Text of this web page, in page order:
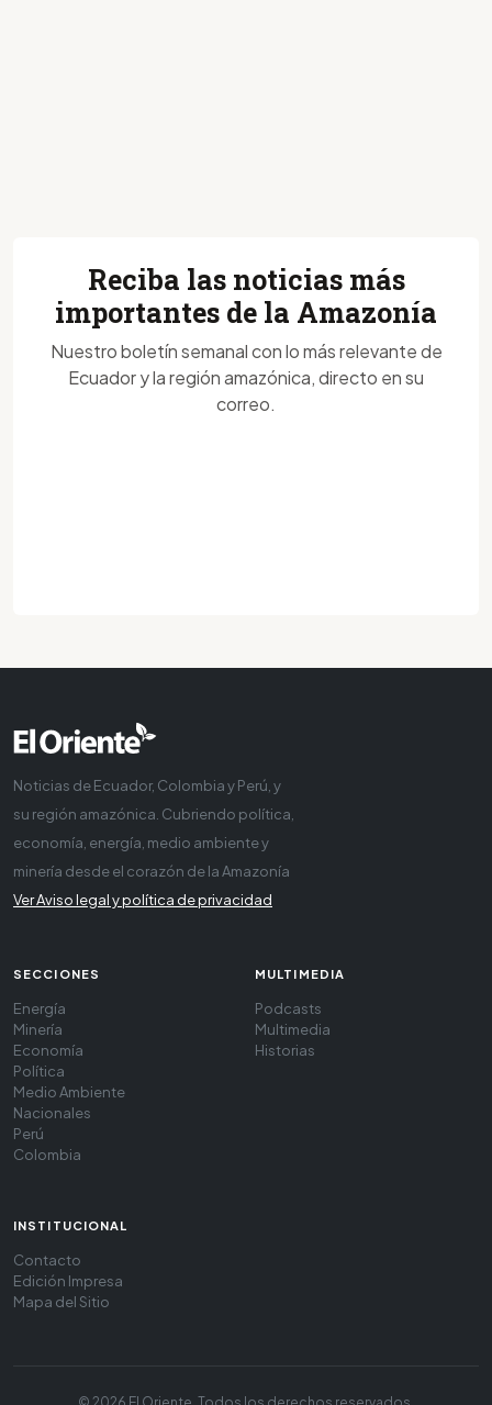
Reciba las noticias más
importantes de la Amazonía
Nuestro boletín semanal con lo más relevante de
Ecuador y la región amazónica, directo en su
correo.
Noticias de Ecuador, Colombia y Perú, y
su región amazónica. Cubriendo política,
economía, energía, medio ambiente y
minería desde el corazón de la Amazonía
Ver Aviso legal y política de privacidad
SECCIONES
Energía
Minería
Economía
Política
Medio Ambiente
Nacionales
Perú
Colombia
MULTIMEDIA
Podcasts
Multimedia
Historias
INSTITUCIONAL
Contacto
Edición Impresa
Mapa del Sitio